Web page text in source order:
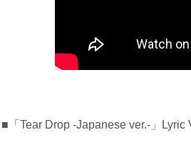
■「Tear Drop -Japanese ver.-」Lyric